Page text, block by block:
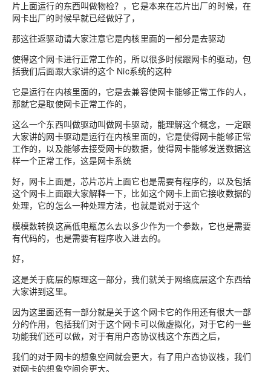
片上面运行的东西叫做物检？，它是本来在芯片出厂的时候，在
网卡出厂的时候早就已经做好了，
那这往返驱动请大家注意它是内核里面的一部分是去驱动
使得这个网卡进行正常工作的，所以很多时候跟网卡的驱动，包
括我们后面跟大家讲的这个 Nic系统的这种
它是运行在内核里面的，它是去兼容使网卡能够正常工作的人，
那就它是取使网卡正常工作的，
这么一个东西叫做驱动叫做网卡驱动，能理解这个概念，一定跟
大家讲的网卡驱动是运行在内核里面的，它是使得网卡能够正常
工作的，以及能够去接受网卡的数据，使得网卡能够发送数据这
样一个正常工作，这是网卡系统
好，网卡上面是，芯片芯片上面它也是需要有程序的，以及包括
这个网卡上面跟大家解释一下，比如这个网卡上面它接收数据的
处理，它的怎么一种处理方法，也就是说对于这个
模模数转换这高低电瓶怎么去以多少作为一个参数，它也是需要
有代码的，也是需要有程序收入进去的。
好，
这是关于底层的原理这一部分，我们就关于网络底层这个东西给
大家讲到这里。
因为这里面还有一部分就是关于这个网卡它的作用还有很大一部
分的作用，包括我们对于这个网卡可以做虚拟化，对于它的一些
功能我们还可以做，对于有用户态协议栈这个东西之后，
我们的对于网卡的想象空间就会更大，有了用户态协议栈，我们
对网卡的想象空间会更大。